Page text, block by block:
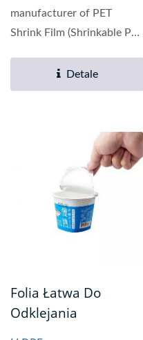
manufacturer of PET
Shrink Film (Shrinkable PET
Detale
Folia Łatwa Do
Odklejania